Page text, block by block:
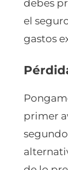
debes
el
gastos
primer